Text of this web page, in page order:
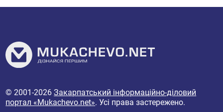
© 2001-2026Закарпатський інформаційно-діловий
портал «Mukachevo.net». Усі права застережено.